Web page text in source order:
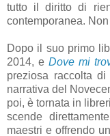
tutto il diritto di
contemporanea.
Dopo il suo primo
2014, e Dove mi
preziosa raccolta
narrativa del
poi, è tornata in
scende
maestri e offrendo